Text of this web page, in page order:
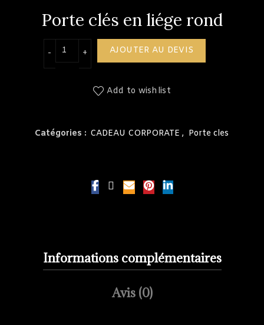
Porte clés en liége rond
quantité de Porte clés en liége rond
AJOUTER AU DEVIS
Add to wishlist
Catégories : CADEAU CORPORATE , Porte cles
Informations complémentaires
Avis (0)